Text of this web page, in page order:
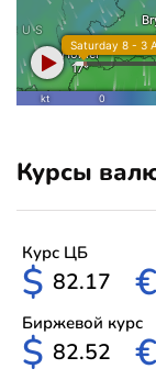
Курсы
Курс ЦБ
$ 82.17 €
Биржевой курс
$ 82.52 €